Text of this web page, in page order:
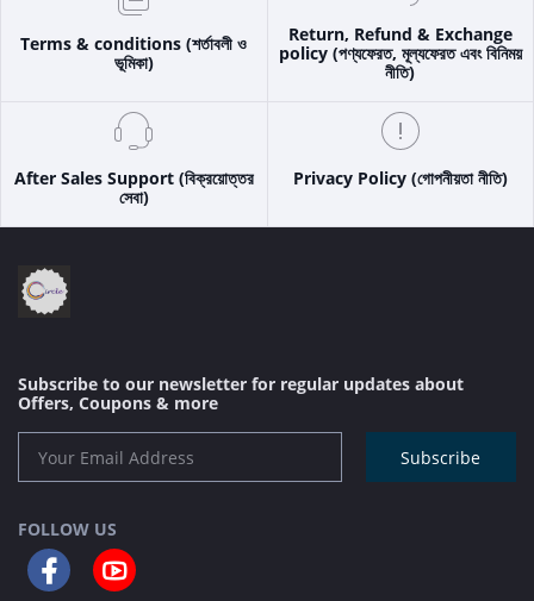
Terms & conditions (শর্তাবলী ও
ভূমিকা)
Return, Refund & Exchange
policy (পণ্যফেরত, মূল্যফেরত এবং বিনিময়
নীতি)
After Sales Support (বিক্রয়োত্তর
সেবা)
Privacy Policy (গোপনীয়তা নীতি)
Subscribe to our newsletter for regular updates about
Offers, Coupons & more
Subscribe
FOLLOW US